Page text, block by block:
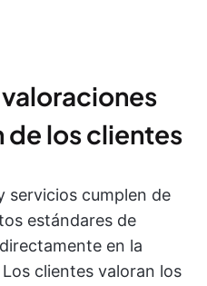
los clientes
servicios cumplen de
estándares de
en la
clientes valoran los